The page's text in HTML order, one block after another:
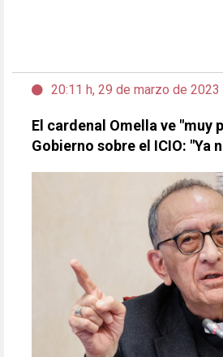
20:11 h, 29 de marzo de 2023
El cardenal Omella ve "muy
Gobierno sobre el ICIO: "Ya